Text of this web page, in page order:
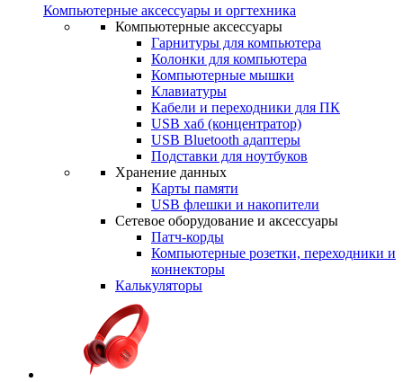
Компьютерные аксессуары и оргтехника
Компьютерные аксессуары
Гарнитуры для компьютера
Колонки для компьютера
Компьютерные мышки
Клавиатуры
Кабели и переходники для ПК
USB хаб (концентратор)
USB Bluetooth адаптеры
Подставки для ноутбуков
Хранение данных
Карты памяти
USB флешки и накопители
Сетевое оборудование и аксессуары
Патч-корды
Компьютерные розетки, переходники и
коннекторы
Калькуляторы